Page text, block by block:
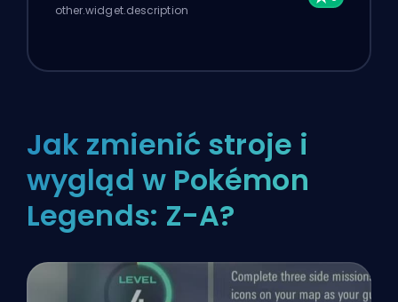
other.widget.description
Jak zmienić stroje i
wygląd w Pokémon
Legends: Z-A?